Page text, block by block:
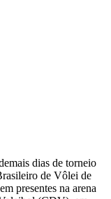
dias de torneio
de Vôlei de
presentes na arena